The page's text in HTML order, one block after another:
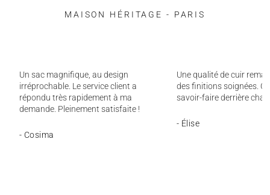
MAISON HÉRITAGE - PARIS
Un sac magnifique, au design
irréprochable. Le service client a
répondu très rapidement à ma
demande. Pleinement satisfaite !
- Cosima
Une qualité de cuir
des finitions soignées.
savoir-faire derrière
- Élise